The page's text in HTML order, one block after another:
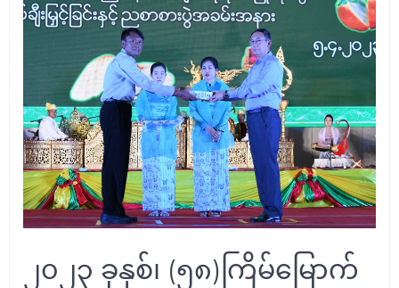
၂၀၂၃ ခုနှစ်၊ (၅၈)ကြိမ်မြောက်